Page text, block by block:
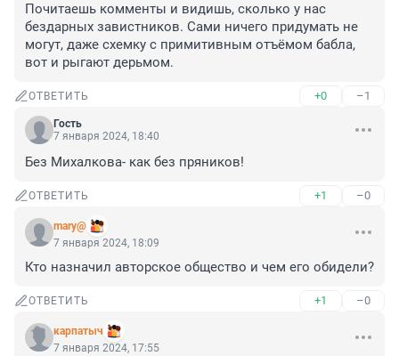
Почитаешь комменты и видишь, сколько у нас
бездарных завистников. Сами ничего придумать не
могут, даже схемку с примитивным отъёмом бабла,
вот и рыгают дерьмом.
ОТВЕТИТЬ +0 –1
Гость
7 января 2024, 18:40
Без Михалкова- как без пряников!
ОТВЕТИТЬ +1 –0
mary@
7 января 2024, 18:09
Кто назначил авторское общество и чем его обидели?
ОТВЕТИТЬ +1 –0
карпатыч
7 января 2024, 17:55